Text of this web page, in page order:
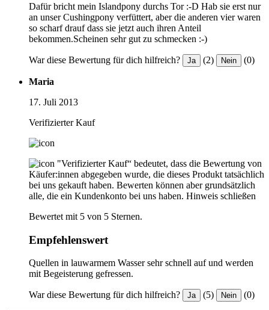
Dafür bricht mein Islandpony durchs Tor :-D Hab sie erst nur
an unser Cushingpony verfüttert, aber die anderen vier waren
so scharf drauf dass sie jetzt auch ihren Anteil
bekommen.Scheinen sehr gut zu schmecken :-)
War diese Bewertung für dich hilfreich? Ja (2) Nein (0)
Maria
17. Juli 2013
Verifizierter Kauf
"Verifizierter Kauf“ bedeutet, dass die Bewertung von
Käufer:innen abgegeben wurde, die dieses Produkt tatsächlich
bei uns gekauft haben. Bewerten können aber grundsätzlich
alle, die ein Kundenkonto bei uns haben. Hinweis schließen
Bewertet mit 5 von 5 Sternen.
Empfehlenswert
Quellen in lauwarmem Wasser sehr schnell auf und werden
mit Begeisterung gefressen.
War diese Bewertung für dich hilfreich? Ja (5) Nein (0)